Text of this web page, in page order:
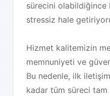
sürecini olabildiğince
stressiz hale
Hizmet kalitemizin
memnuniyeti ve
Bu nedenle, ilk
kadar tüm süreci tam